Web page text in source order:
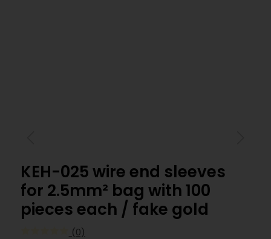
KEH-025 wire end sleeves
for 2.5mm² bag with 100
pieces each / fake gold
(0)